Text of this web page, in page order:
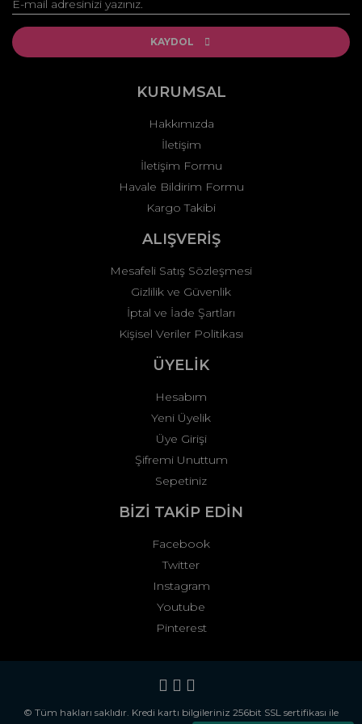
Ürün resmi kalitesiz, bozuk veya görüntülenemiyor.
Ürün açıklamasında eksik bilgiler bulunuyor.
Ürün fiyatı diğer sitelerden daha pahalı.
Gönder
KAYDOL
KURUMSAL
Hakkımızda
İletişim
İletişim Formu
Havale Bildirim Formu
Kargo Takibi
ALIŞVERİŞ
Mesafeli Satış Sözleşmesi
Gizlilik ve Güvenlik
İptal ve İade Şartları
Kişisel Veriler Politikası
ÜYELİK
Hesabım
Yeni Üyelik
Üye Girişi
Şifremi Unuttum
Sepetiniz
BİZİ TAKİP EDİN
Facebook
Twitter
Instagram
Youtube
Pinterest
© Tüm hakları saklıdır. Kredi kartı bilgileriniz 256bit SSL sertifikası ile